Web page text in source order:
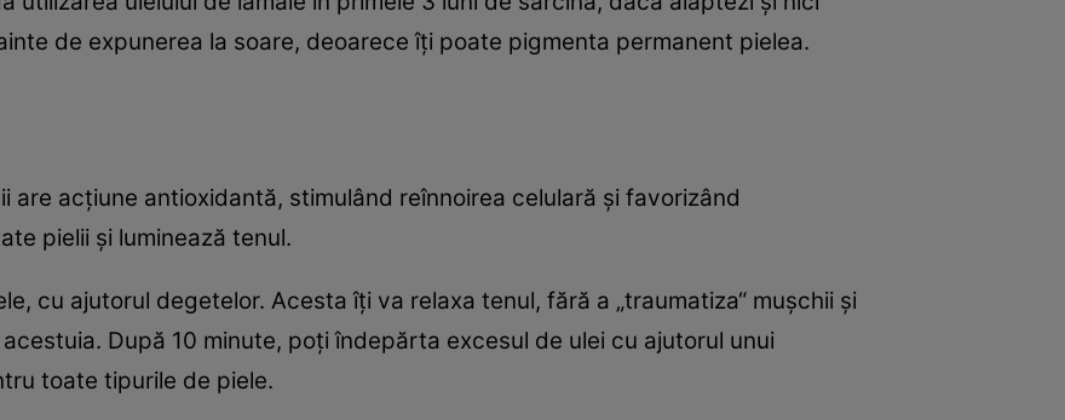
de expunerea la soare, deoarece îţi poate pigmenta permanent pielea.
are acţiune antioxidantă, stimulând reînnoirea celulară şi favorizând
pielii şi luminează tenul.
cu ajutorul degetelor. Acesta îţi va relaxa tenul, fără a „traumatiza“ muşchii şi
După 10 minute, poţi îndepărta excesul de ulei cu ajutorul unui
toate tipurile de piele.